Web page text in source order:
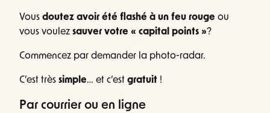
Vous doutez avoir été flashé à un feu rouge ou
vous voulez sauver votre « capital points »?
Commencez par demander la photo-radar.
C’est très simple… et c’est gratuit !
Par courrier ou en ligne